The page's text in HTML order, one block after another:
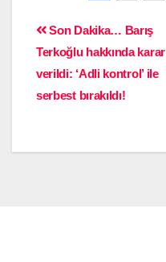
Son Dakika… Barış
Terkoğlu hakkında karar
verildi: ‘Adli kontrol’ ile
serbest bırakıldı!